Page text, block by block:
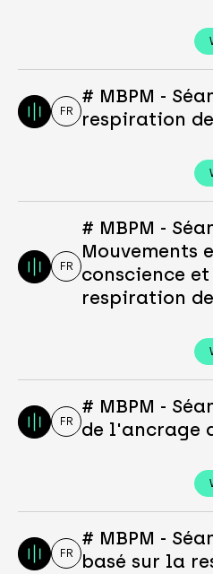
FR
# MBPM -
respiration
FR
# MBPM -
Mouvements
conscience
respiration
FR
# MBPM -
de l'ancrage
FR
# MBPM -
basé sur la